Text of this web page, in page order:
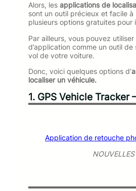
Alors, les applications de
sont un outil précieux et facile à
plusieurs options gratuites pour
Par ailleurs, vous pouvez
d’application comme un outil
vol de votre voiture.
Donc, voici quelques options d’
localiser un véhicule.
1. GPS Vehicle Tracker
Application de retouche
NOUVELLES